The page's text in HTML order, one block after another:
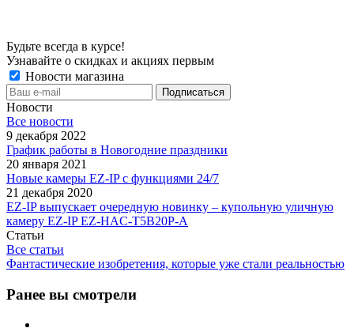
Будьте всегда в курсе!
Узнавайте о скидках и акциях первым
Новости магазина
Новости
Все новости
9 декабря 2022
График работы в Новогодние праздники
20 января 2021
Новые камеры EZ-IP с функциями 24/7
21 декабря 2020
EZ-IP выпускает очередную новинку – купольную уличную
камеру EZ-IP EZ-HAC-T5B20P-A
Статьи
Все статьи
Фантастические изобретения, которые уже стали реальностью
Ранее вы смотрели